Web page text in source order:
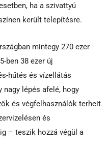
ha a szivattyú
került telepítésre.
mintegy 270 ezer
ben 38 ezer új
hűtés és vízellátás
lépés afelé, hogy
és végfelhasználók terheit
és
– teszik hozzá végül a